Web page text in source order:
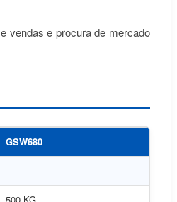
vendas e procura de mercado
GSW680